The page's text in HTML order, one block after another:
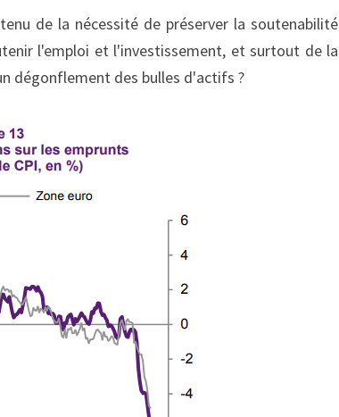
de la nécessité de préserver la soutenabilité
l'emploi et l'investissement, et surtout de la
dégonflement des bulles d'actifs ?